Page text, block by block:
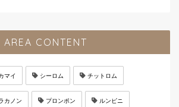
AREA CONTENT
マイ シーロム チットロム
カノン プロンポン ルンピニ